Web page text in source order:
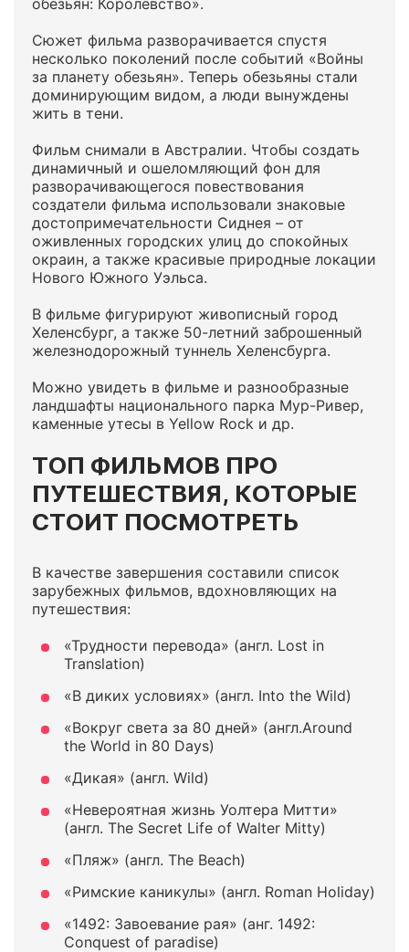
обезьян: Королевство».
Сюжет фильма разворачивается спустя
несколько поколений после событий «Войны
за планету обезьян». Теперь обезьяны стали
доминирующим видом, а люди вынуждены
жить в тени.
Фильм снимали в Австралии. Чтобы создать
динамичный и ошеломляющий фон для
разворачивающегося повествования
создатели фильма использовали знаковые
достопримечательности Сиднея – от
оживленных городских улиц до спокойных
окраин, а также красивые природные локации
Нового Южного Уэльса.
В фильме фигурируют живописный город
Хеленсбург, а также 50-летний заброшенный
железнодорожный туннель Хеленсбурга.
Можно увидеть в фильме и разнообразные
ландшафты национального парка Мур-Ривер,
каменные утесы в Yellow Rock и др.
ТОП ФИЛЬМОВ ПРО
ПУТЕШЕСТВИЯ, КОТОРЫЕ
СТОИТ ПОСМОТРЕТЬ
В качестве завершения составили список
зарубежных фильмов, вдохновляющих на
путешествия:
«Трудности перевода» (англ. Lost in
Translation)
«В диких условиях» (англ. Into the Wild)
«Вокруг света за 80 дней» (англ.Around
the World in 80 Days)
«Дикая» (англ. Wild)
«Невероятная жизнь Уолтера Митти»
(англ. The Secret Life of Walter Mitty)
«Пляж» (англ. The Beach)
«Римские каникулы» (англ. Roman Holiday)
«1492: Завоевание рая» (анг. 1492:
Conquest of paradise)